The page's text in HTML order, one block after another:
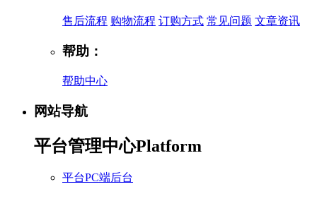
售后流程 购物流程 订购方式 常见问题 文章资讯
帮助：
帮助中心
网站导航
平台管理中心Platform
平台PC端后台